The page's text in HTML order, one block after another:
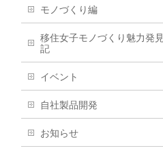
モノづくり編
移住女子モノづくり魅力発見
記
イベント
自社製品開発
お知らせ